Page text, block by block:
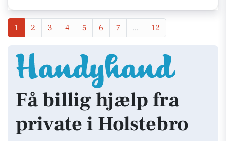
1 2 3 4 5 6 7 ... 12
Få billig hjælp fra
private i Holstebro